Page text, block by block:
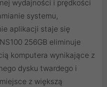
wydajności i prędkości
systemu,
aplikacji staje się
256GB eliminuje
komputera wynikające z
dysku twardego i
z większą